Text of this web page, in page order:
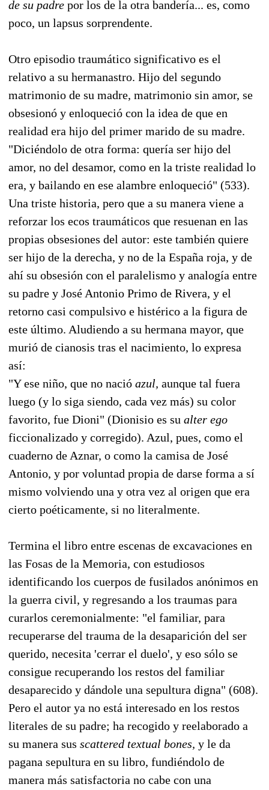
de su padre por los de la otra bandería... es, como
poco, un lapsus sorprendente.
Otro episodio traumático significativo es el
relativo a su hermanastro. Hijo del segundo
matrimonio de su madre, matrimonio sin amor, se
obsesionó y enloqueció con la idea de que en
realidad era hijo del primer marido de su madre.
"Diciéndolo de otra forma: quería ser hijo del
amor, no del desamor, como en la triste realidad lo
era, y bailando en ese alambre enloqueció" (533).
Una triste historia, pero que a su manera viene a
reforzar los ecos traumáticos que resuenan en las
propias obsesiones del autor: este también quiere
ser hijo de la derecha, y no de la España roja, y de
ahí su obsesión con el paralelismo y analogía entre
su padre y José Antonio Primo de Rivera, y el
retorno casi compulsivo e histérico a la figura de
este último. Aludiendo a su hermana mayor, que
murió de cianosis tras el nacimiento, lo expresa
así:
"Y ese niño, que no nació azul, aunque tal fuera
luego (y lo siga siendo, cada vez más) su color
favorito, fue Dioni" (Dionisio es su alter ego
ficcionalizado y corregido). Azul, pues, como el
cuaderno de Aznar, o como la camisa de José
Antonio, y por voluntad propia de darse forma a sí
mismo volviendo una y otra vez al origen que era
cierto poéticamente, si no literalmente.
Termina el libro entre escenas de excavaciones en
las Fosas de la Memoria, con estudiosos
identificando los cuerpos de fusilados anónimos en
la guerra civil, y regresando a los traumas para
curarlos ceremonialmente: "el familiar, para
recuperarse del trauma de la desaparición del ser
querido, necesita 'cerrar el duelo', y eso sólo se
consigue recuperando los restos del familiar
desaparecido y dándole una sepultura digna" (608).
Pero el autor ya no está interesado en los restos
literales de su padre; ha recogido y reelaborado a
su manera sus scattered textual bones, y le da
pagana sepultura en su libro, fundiéndolo de
manera más satisfactoria no cabe con una